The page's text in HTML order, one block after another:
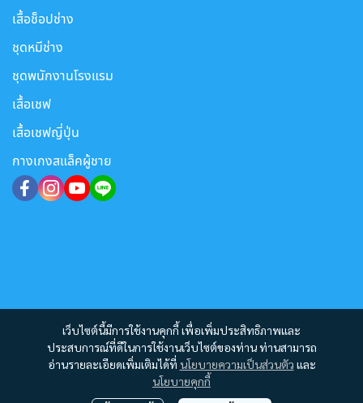
เว็บไซต์นี้มีการใช้งานคุกกี้ เพื่อเพิ่มประสิทธิภาพและ
ประสบการณ์ที่ดีในการใช้งานเว็บไซต์ของท่าน ท่านสามารถ
อ่านรายละเอียดเพิ่มเติมได้ที่ นโยบายความเป็นส่วนตัว และ
นโยบายคุกกี้
เสื้อช็อปช่าง
ชุดหมีช่าง
ชุดพนักงานโรงแรม
เสื้อเชฟ
เสื้อเชฟญี่ปุ่น
กางเกงสแล็คผู้ชาย